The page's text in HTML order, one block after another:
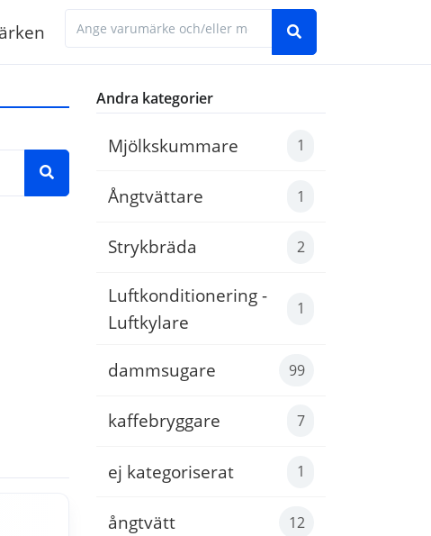
Hitta den manual du behöver genom att
'Electrolux LNT7MF46X2'
Andra kategorier
Mjölkskummare 1
Ångtvättare 1
Strykbräda 2
Luftkonditionering -
Luftkylare
1
dammsugare 99
kaffebryggare 7
ej kategoriserat 1
ångtvätt 12